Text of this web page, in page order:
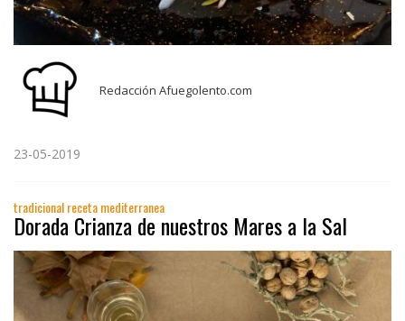
Redacción Afuegolento.com
23-05-2019
tradicional receta mediterranea
Dorada Crianza de nuestros Mares a la Sal